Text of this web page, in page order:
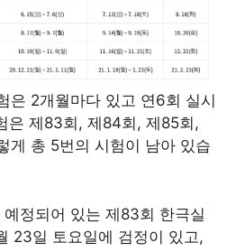
은 2개월마다 있고 연6회 실시
은 제83회, 제84회, 제85회,
게 총 5번의 시험이 남아 있습
정되어 있는 제83회 한극실
23일 토요일에 검정이 있고,